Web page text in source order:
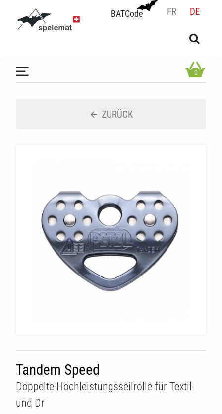
BATCode FR DE
BATCode
OK
0
ZURÜCK
Tandem Speed
Doppelte Hochleistungsseilrolle für Textil-
und Dr